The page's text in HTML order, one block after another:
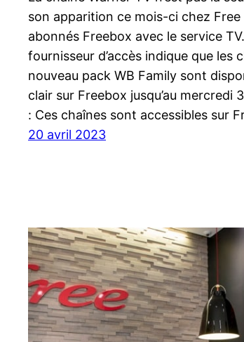
son apparition ce mois-ci chez Free
abonnés Freebox avec le service
fournisseur d’accès indique que les
nouveau pack WB Family sont
clair sur Freebox jusqu’au mercredi
: Ces chaînes sont accessibles sur
20 avril 2023